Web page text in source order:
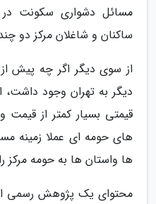
مسائل دشواری سکونت
ساکنان و شاغلان مرکز دو
از سوی دیگر اگر چه پیش
دیگر به تهران وجود
قیمتی بسیار کمتر از قیمت
های حومه ای عملا زمینه
ها واستان ها به حومه مرکز
محتوای یک پژوهش رسمی